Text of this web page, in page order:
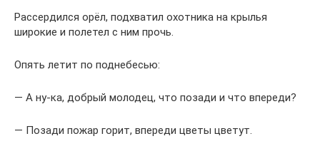
Рассердился орёл, подхватил охотника на крылья
широкие и полетел с ним прочь.
Опять летит по поднебесью:
— А ну-ка, добрый молодец, что позади и что впереди?
— Позади пожар горит, впереди цветы цветут.